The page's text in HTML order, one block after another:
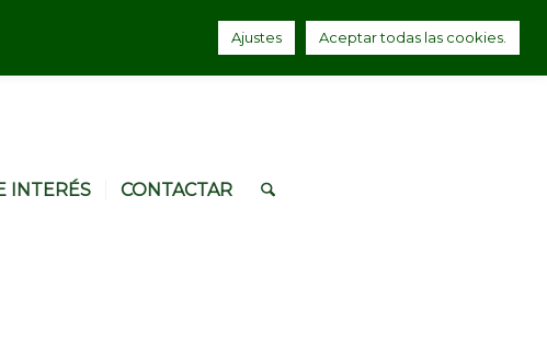
INTERÉS CONTACTAR
Ajustes Aceptar todas las cookies.